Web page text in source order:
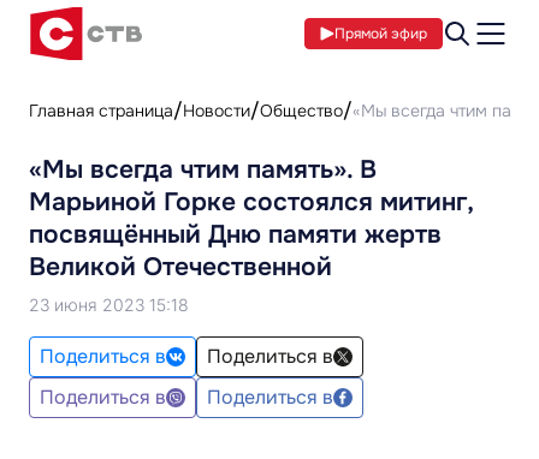
Прямой эфир
Главная страница Новости Общество «Мы всегда чтим
«Мы всегда чтим память». В
Марьиной Горке состоялся митинг,
посвящённый Дню памяти жертв
Великой Отечественной
23 июня 2023 15:18
Поделиться в
Поделиться в
Поделиться в
Поделиться в